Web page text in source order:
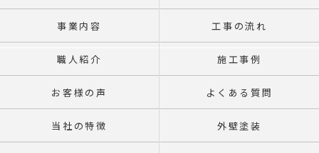
事業内容 工事の流れ
職人紹介 施工事例
お客様の声 よくある質問
当社の特徴 外壁塗装